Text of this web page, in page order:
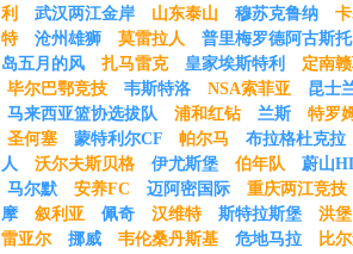
利
武汉两江金岸 山东泰山 穆苏克鲁纳
特
沧州雄狮 莫雷拉人
普里梅罗德阿古斯托
岛五月的风
扎马雷克 皇家埃斯特利
定南
毕尔巴鄂竞技
韦斯特洛 NSA索菲亚
昆士
马来西亚篮协选拔队
浦和红钻 兰斯
特罗
圣何塞
蒙特利尔CF 帕尔马
布拉格杜克拉
人
沃尔夫斯贝格 伊尤斯堡 伯年队
蔚山
马尔默
安养FC 迈阿密国际
重庆两江竞技
摩
叙利亚 佩奇 汉维特 斯特拉斯堡
洪堡
雷亚尔
挪威 韦伦桑丹斯基 危地马拉
比